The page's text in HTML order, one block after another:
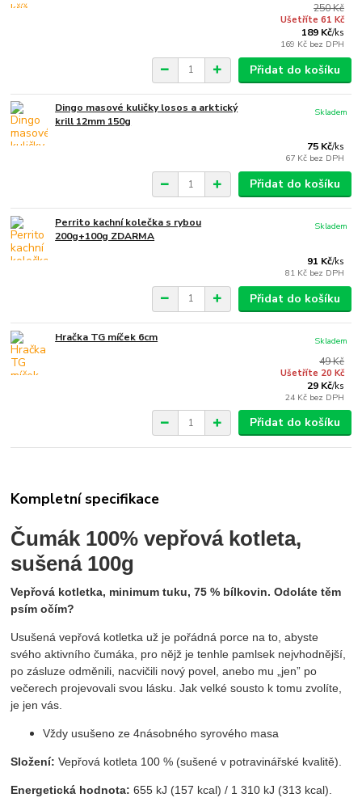
250 Kč
Ušetříte 61 Kč
189 Kč/ks
169 Kč bez DPH
Přidat do košíku
Dingo masové kuličky losos a arktický
krill 12mm 150g
75 Kč/ks
67 Kč bez DPH
Skladem
Přidat do košíku
Perrito kachní kolečka s rybou
200g+100g ZDARMA
91 Kč/ks
81 Kč bez DPH
Skladem
Přidat do košíku
Hračka TG míček 6cm
49 Kč
Ušetříte 20 Kč
29 Kč/ks
24 Kč bez DPH
Skladem
Přidat do košíku
Kompletní specifikace
Čumák 100% vepřová kotleta,
sušená 100g
Vepřová kotletka, minimum tuku, 75 % bílkovin. Odoláte těm
psím očím?
Usušená vepřová kotletka už je pořádná porce na to, abyste
svého aktivního čumáka, pro nějž je tenhle pamlsek nejvhodnější,
po zásluze odměnili, nacvičili nový povel, anebo mu „jen” po
večerech projevovali svou lásku. Jak velké sousto k tomu zvolíte,
je jen vás.
Vždy usušeno ze 4násobného syrového masa
Složení: Vepřová kotleta 100 % (sušené v potravinářské kvalitě).
Energetická hodnota: 655 kJ (157 kcal) / 1 310 kJ (313 kcal).